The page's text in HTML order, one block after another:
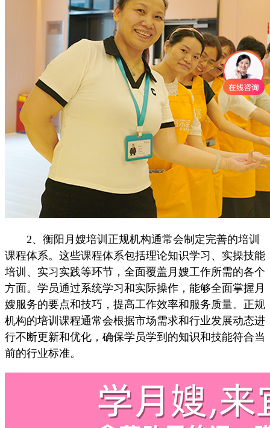
2、衡阳月嫂培训正规机构通常会制定完善的培训
课程体系。这些课程体系包括理论知识学习、实操技能
培训、实习实践等环节，全面覆盖月嫂工作所需的各个
方面。学员通过系统学习和实际操作，能够全面掌握月
嫂服务的要点和技巧，提高工作效率和服务质量。正规
机构的培训课程通常会根据市场需求和行业发展动态进
行不断更新和优化，确保学员学到的知识和技能符合当
前的行业标准。